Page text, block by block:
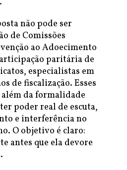
não pode ser
de Comissões
ao Adoecimento
paritária de
especialistas em
de fiscalização. Esses
da formalidade
poder real de escuta,
e interferência no
O objetivo é claro:
antes que ela devore